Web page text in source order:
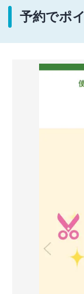
予約でポ